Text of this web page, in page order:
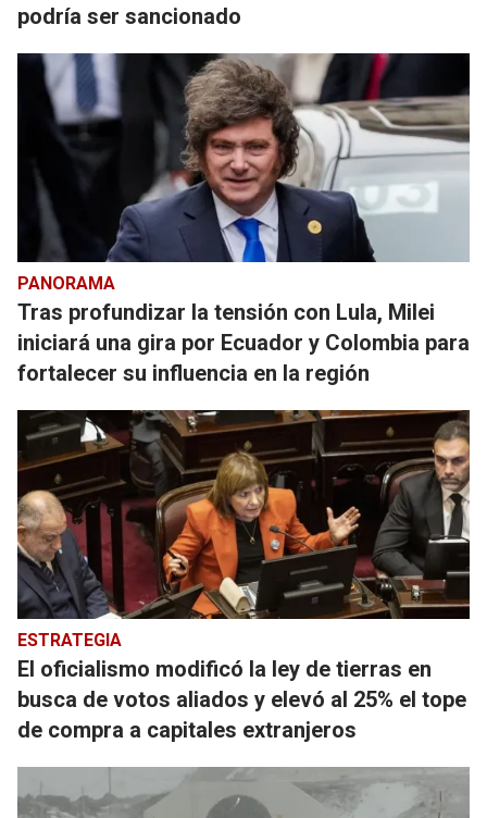
podría ser sancionado
PANORAMA
Tras profundizar la tensión con Lula, Milei
iniciará una gira por Ecuador y Colombia para
fortalecer su influencia en la región
ESTRATEGIA
El oficialismo modificó la ley de tierras en
busca de votos aliados y elevó al 25% el tope
de compra a capitales extranjeros